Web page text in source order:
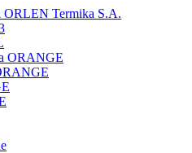
ORLEN Termika S.A.
ORANGE